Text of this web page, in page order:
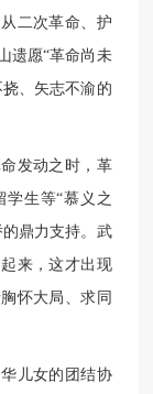
二次革命、护
遗愿“革命尚未
、矢志不渝的
发动之时，革
学生等“慕义之
鼎力支持。武
来，这才出现
怀大局、求同
儿女的团结协